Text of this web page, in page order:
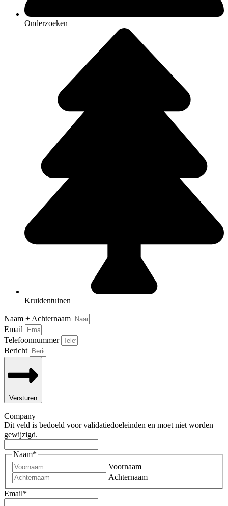
Onderzoeken
Kruidentuinen
Naam + Achternaam
Email
Telefoonnummer
Bericht
Versturen
Company
Dit veld is bedoeld voor validatiedoeleinden en moet niet worden
gewijzigd.
Naam*
Voornaam
Achternaam
Email*